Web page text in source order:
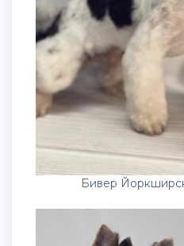
Бивер